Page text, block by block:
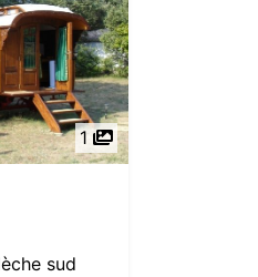
1
sud